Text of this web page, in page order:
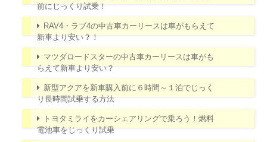
前にじっくり試乗！
RAV4・ラブ4の中古車カーリースは車がもらえて
新車より安い？！
マツダロードスターの中古車カーリースは車がも
らえて新車より安い？
新型アクアを新車購入前に６時間～１泊でじっく
り長時間試乗する方法
トヨタミライをカーシェアリングで乗ろう！燃料
電池車をじっくり試乗